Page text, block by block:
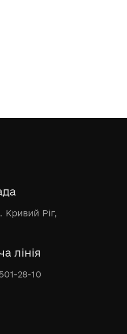
Ріг,
лінія
28-10